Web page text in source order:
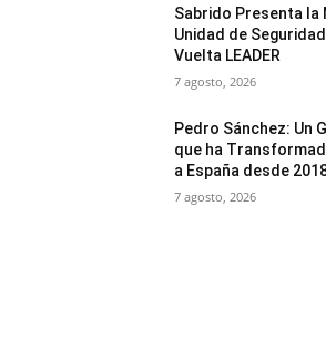
Sabrido Presenta la
Unidad de
Vuelta LEADER
7 agosto, 2026
Pedro Sánchez: Un
que ha
a España desde
7 agosto, 2026